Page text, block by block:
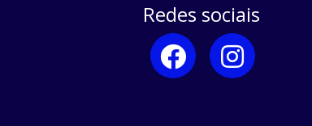
Redes sociais